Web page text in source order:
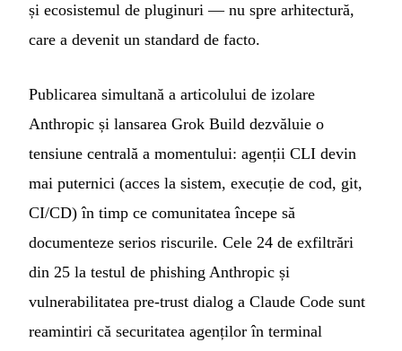
și ecosistemul de pluginuri — nu spre arhitectură,
care a devenit un standard de facto.
Publicarea simultană a articolului de izolare
Anthropic și lansarea Grok Build dezvăluie o
tensiune centrală a momentului: agenții CLI devin
mai puternici (acces la sistem, execuție de cod, git,
CI/CD) în timp ce comunitatea începe să
documenteze serios riscurile. Cele 24 de exfiltrări
din 25 la testul de phishing Anthropic și
vulnerabilitatea pre-trust dialog a Claude Code sunt
reamintiri că securitatea agenților în terminal